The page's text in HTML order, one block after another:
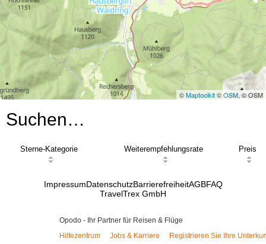
©Maptoolkit©OSM, © OSM
Suchen…
Sterne-Kategorie Weiterempfehlungsrate Preis
ImpressumDatenschutzBarrierefreiheitAGBFAQ
TravelTrex GmbH